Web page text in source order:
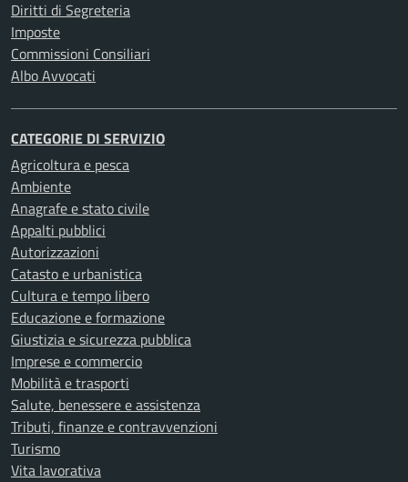
Diritti di Segreteria
Imposte
Commissioni Consiliari
Albo Avvocati
CATEGORIE DI SERVIZIO
Agricoltura e pesca
Ambiente
Anagrafe e stato civile
Appalti pubblici
Autorizzazioni
Catasto e urbanistica
Cultura e tempo libero
Educazione e formazione
Giustizia e sicurezza pubblica
Imprese e commercio
Mobilità e trasporti
Salute, benessere e assistenza
Tributi, finanze e contravvenzioni
Turismo
Vita lavorativa